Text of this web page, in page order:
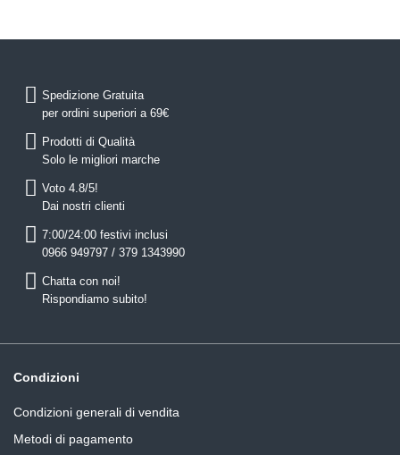
Spedizione Gratuita
per ordini superiori a 69€
Prodotti di Qualità
Solo le migliori marche
Voto 4.8/5!
Dai nostri clienti
7:00/24:00 festivi inclusi
0966 949797 / 379 1343990
Chatta con noi!
Rispondiamo subito!
Condizioni
Condizioni generali di vendita
Metodi di pagamento